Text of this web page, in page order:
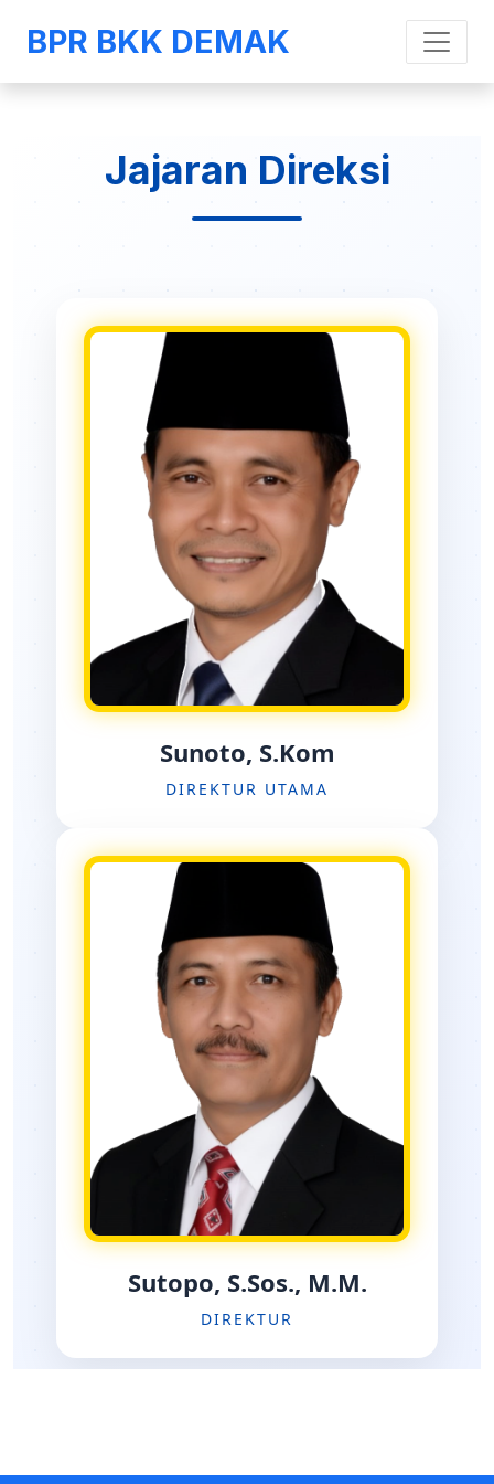
BPR BKK DEMAK
Jajaran Direksi
Sunoto, S.Kom
DIREKTUR UTAMA
Sutopo, S.Sos., M.M.
DIREKTUR